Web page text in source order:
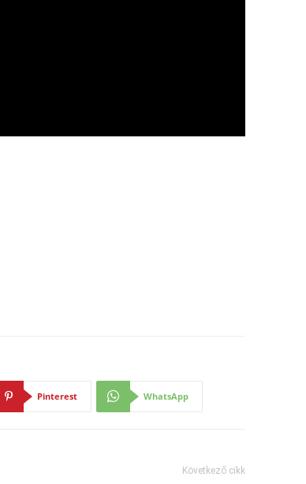
Pinterest WhatsApp
Következő cikk